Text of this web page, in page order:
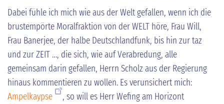
Dabei fühle ich mich wie aus der Welt gefallen, wenn ich die
brustempörte Moralfraktion von der WELT höre, Frau Will,
Frau Banerjee, der halbe Deutschlandfunk, bis hin zur taz
und zur ZEIT …, die sich, wie auf Verabredung, alle
gemeinsam darin gefallen, Herrn Scholz aus der Regierung
hinaus kommentieren zu wollen. Es verunsichert mich:
Ampelkaypse
, so will es Herr Wefing am Horizont